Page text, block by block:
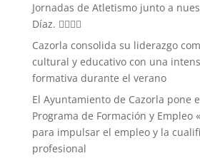
Jornadas de Atletismo junto a
Díaz. 🏃‍♀️🏃‍♂️
Cazorla consolida su liderazgo
cultural y educativo con una
formativa durante el verano
El Ayuntamiento de Cazorla pone
Programa de Formación y Empleo
para impulsar el empleo y la
profesional